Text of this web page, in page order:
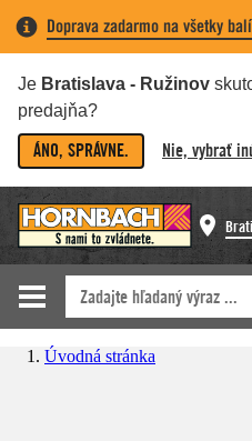
Doprava zadarmo na všetky
Je Bratislava - Ružinov
predajňa?
ÁNO, SPRÁVNE. Nie, vybrať
Úvodná stránka